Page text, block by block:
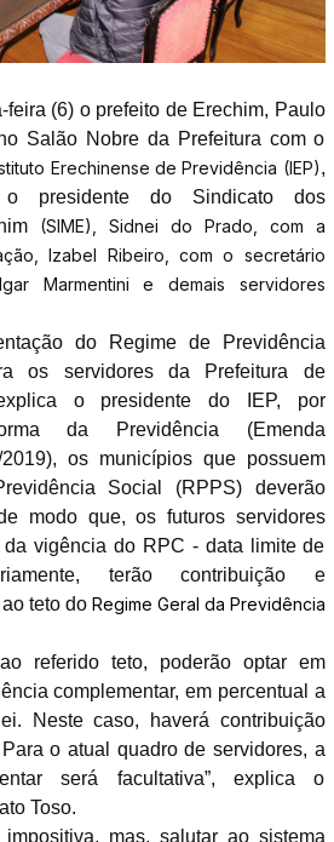
feira (6) o prefeito de Erechim, Paulo
Salão Nobre da Prefeitura com o
Erechinense de Previdência (IEP),
presidente do Sindicato dos
(SIME), Sidnei do Prado, com a
Izabel Ribeiro, com o secretário
Marmentini e demais servidores
do Regime de Previdência
os servidores da Prefeitura de
o presidente do IEP, por
da Previdência (Emenda
os municípios que possuem
Social (RPPS) deverão
modo que, os futuros servidores
vigência do RPC - data limite de
terão contribuição e
teto do Regime Geral da Previdência
referido teto, poderão optar em
complementar, em percentual a
Neste caso, haverá contribuição
o atual quadro de servidores, a
será facultativa”, explica o
Toso.
impositiva, mas, salutar ao sistema